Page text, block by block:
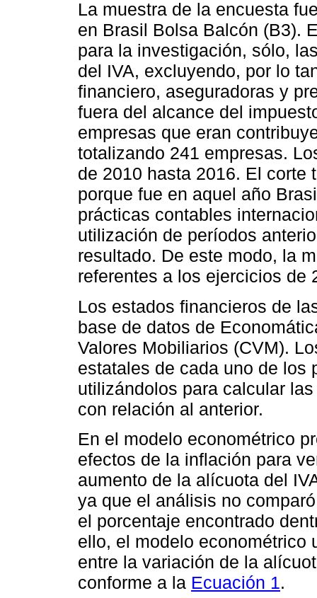
La muestra de la encuesta
en Brasil Bolsa Balcón (B3).
para la investigación, sólo,
del IVA, excluyendo, por lo
financiero, aseguradoras y
fuera del alcance del
empresas que eran
totalizando 241 empresas.
de 2010 hasta 2016. El corte
porque fue en aquel año
prácticas contables
utilización de períodos
resultado. De este modo, la
referentes a los ejercicios de
Los estados financieros de
base de datos de
Valores Mobiliarios (CVM).
estatales de cada uno de los
utilizándolos para calcular
con relación al anterior.
En el modelo econométrico
efectos de la inflación para
aumento de la alícuota del
ya que el análisis no
el porcentaje encontrado
ello, el modelo econométrico
entre la variación de la
conforme a la Ecuación 1.